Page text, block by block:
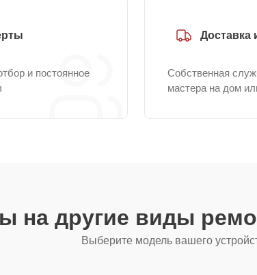
и постоянное
Доставка
Собственная
мастера на дом
на другие виды
Выберите модель вашего